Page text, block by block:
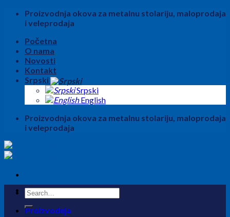
Skip
Proizvodnja okova za metalnu stolariju, maloprodaja
i veleprodaja
Početna
O nama
Novosti
Kontakt
Srpski
Srpski
English
Proizvodnja okova za metalnu stolariju, maloprodaja
i veleprodaja
Search
for:
Proizvodnja